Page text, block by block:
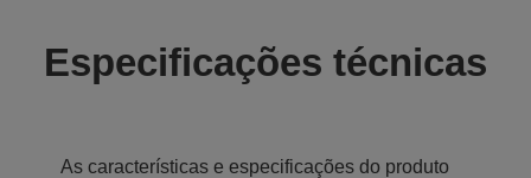
Especificações técnicas
As características e especificações do produto